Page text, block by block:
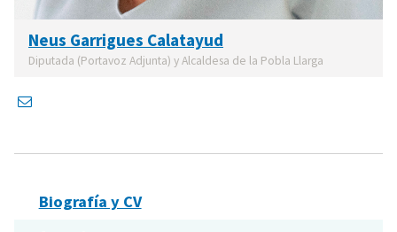
Neus Garrigues Calatayud
Diputada (Portavoz Adjunta) y Alcaldesa de la Pobla Llarga
Biografía y CV